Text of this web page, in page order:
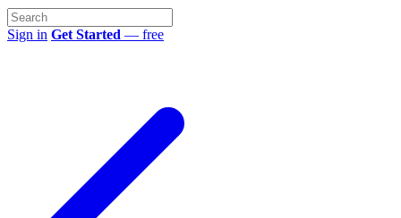
Sign in Get Started — free